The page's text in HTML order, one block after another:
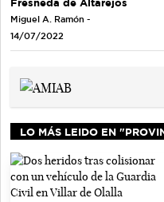
Miguel A. Ramón -
14/07/2022
LO MÁS LEIDO EN